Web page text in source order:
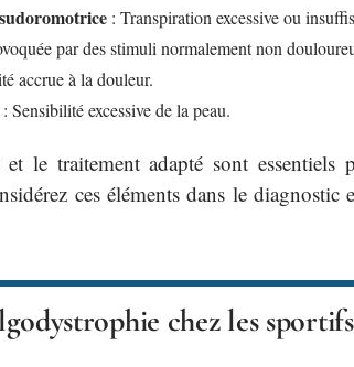
: Transpiration excessive ou
par des stimuli normalement non
accrue à la douleur.
: Sensibilité excessive de la peau.
et le traitement adapté sont
ces éléments dans le
chez les sportifs